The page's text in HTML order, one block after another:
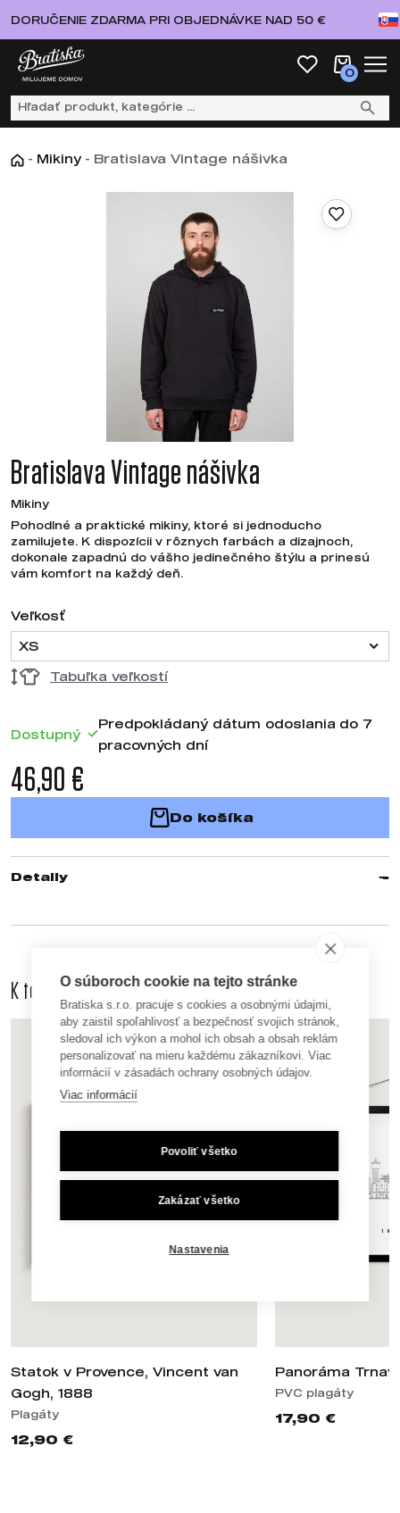
DORUČENIE ZDARMA PRI OBJEDNÁVKE NAD 50 €
0
- Mikiny - Bratislava Vintage nášivka
Bratislava Vintage nášivka
Mikiny
Pohodlné a praktické mikiny, ktoré si jednoducho
zamilujete. K dispozícii v rôznych farbách a dizajnoch,
dokonale zapadnú do vášho jedinečného štýlu a prinesú
vám komfort na každý deň.
Veľkosť
XS
Tabuľka veľkostí
Dostupný
Predpokládaný dátum odoslania do 7
pracovných dní
46,90 €
Do košíka
Detaily
K tomuto produktu odporúčame dokúpiť aj
Statok v Provence, Vincent van
Gogh, 1888
Plagáty
12,90 €
Panoráma
PVC plagáty
17,90 €
O súboroch cookie na tejto stránke
Bratiska s.r.o. pracuje s cookies a osobnými údajmi,
aby zaistil spoľahlivosť a bezpečnosť svojich stránok,
sledoval ich výkon a mohol ich obsah a obsah reklám
personalizovať na mieru každému zákazníkovi. Viac
informácií v zásadách ochrany osobných údajov.
Viac informácií
Povoliť všetko
Zakázať všetko
Nastavenia